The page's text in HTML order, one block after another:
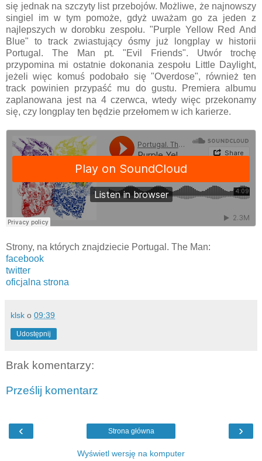
się jednak na szczyty list przebojów. Możliwe, że najnowszy
singiel im w tym pomoże, gdyż uważam go za jeden z
najlepszych w dorobku zespołu. "Purple Yellow Red And
Blue" to track zwiastujący ósmy już longplay w historii
Portugal. The Man pt. "Evil Friends". Utwór trochę
przypomina mi ostatnie dokonania zespołu Little Daylight,
jeżeli więc komuś podobało się "Overdose", również ten
track powinien przypaść mu do gustu. Premiera albumu
zaplanowana jest na 4 czerwca, wtedy więc przekonamy
się, czy longplay ten będzie przełomem w ich karierze.
Strony, na których znajdziecie Portugal. The Man:
facebook
twitter
oficjalna strona
klsk o 09:39
Udostępnij
Brak komentarzy:
Prześlij komentarz
‹ ›
Strona główna
Wyświetl wersję na komputer